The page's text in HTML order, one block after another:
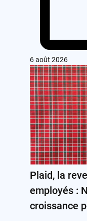
6 août 2026
Plaid, la
employés :
croissance